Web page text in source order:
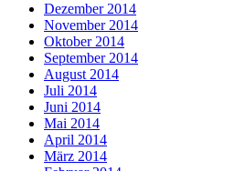
Dezember 2014
November 2014
Oktober 2014
September 2014
August 2014
Juli 2014
Juni 2014
Mai 2014
April 2014
März 2014